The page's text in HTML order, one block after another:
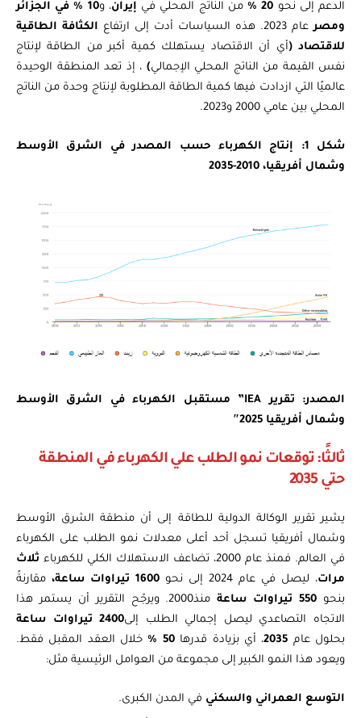
الدعم إلى نحو20 % من الناتج المحلي فيإيران، و
10 % في الجزائر
ومصرعام 2023. هذه السياسات أدت إلى ارتفاع
الكثافة الطاقية
للاقتصاد ( أي أن الاقتصاد يستهلك كمية أكبر من الطاقة لإنتاج
نفس القيمة من الناتج المحلي الإجمالي)، إذ تعد المنطقة الوحيدة
عالميًا التي ازدادت فيها كمية الطاقة المطلوبة لإنتاج وحدة من الناتج
المحلي بين عامي 2000 و2023.
شكل 1: إنتاج الكهرباء حسب المصدر في الشرق الأوسط
وشمال أفريقيا، 2010-2035
المصدر: تقرير IEA” مستقبل الكهرباء في الشرق الأوسط
وشمال أفريقيا 2025″
ثالثًا: توقعات نمو الطلب علي الكهرباء في المنطقة
حتي 2035
يشير تقرير الوكالة الدولية للطاقة إلى أن منطقة الشرق الأوسط
وشمال أفريقيا تسجل أحد أعلى معدلات نمو الطلب على الكهرباء
في العالم. فمنذ عام 2000، تضاعف الاستهلاك الكلي للكهرباء
ثلاث
مرات، ليصل في عام 2024 إلى نحو 1600 تيراوات ساعة،
مقارنةً
بنحو550 تيراوات ساعة
منذ2000. ويرجّح التقرير أن يستمر هذا
الاتجاه التصاعدي ليصل إجمالي الطلب إلى2400 تيراوات ساعة
بحلول عام2035 ، أي بزيادة قدرها50
%خلال العقد المقبل فقط.
ويعود هذا النمو الكبير إلى مجموعة من العوامل الرئيسية مثل:
التوسع العمراني والسكنيفي المدن الكبرى.